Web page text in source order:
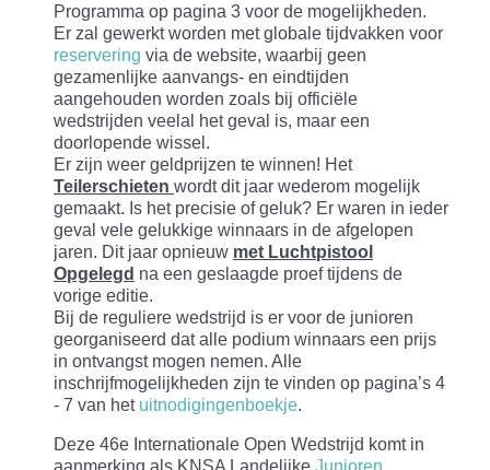
Programma op pagina 3 voor de mogelijkheden.
Er zal gewerkt worden met globale tijdvakken voor
reservering via de website, waarbij geen
gezamenlijke aanvangs- en eindtijden
aangehouden worden zoals bij officiële
wedstrijden veelal het geval is, maar een
doorlopende wissel.
Er zijn weer geldprijzen te winnen! Het
Teilerschieten wordt dit jaar wederom mogelijk
gemaakt. Is het precisie of geluk? Er waren in ieder
geval vele gelukkige winnaars in de afgelopen
jaren. Dit jaar opnieuw met Luchtpistool
Opgelegd na een geslaagde proef tijdens de
vorige editie.
Bij de reguliere wedstrijd is er voor de junioren
georganiseerd dat alle podium winnaars een prijs
in ontvangst mogen nemen. Alle
inschrijfmogelijkheden zijn te vinden op pagina’s 4
- 7 van het uitnodigingenboekje.
Deze 46e Internationale Open Wedstrijd komt in
aanmerking als KNSA Landelijke Junioren